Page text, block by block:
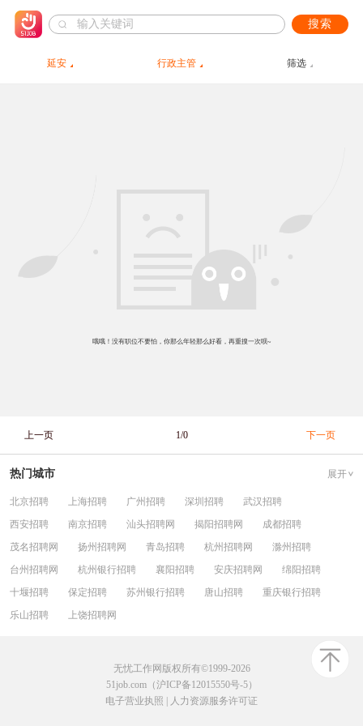
搜索
延安 行政主管 筛选
哦哦！没有职位不要怕，你那么年轻那么好看，再重搜一次呗~
上一页 1/0 下一页
热门城市 展开
北京招聘 上海招聘 广州招聘 深圳招聘
武汉招聘
西安招聘
南京招聘 汕头招聘网 揭阳招聘网
成都招聘
茂名招聘网
扬州招聘网 青岛招聘 杭州招聘网
滁州招聘
台州招聘网
杭州银行招聘 襄阳招聘 安庆招聘网
绵阳招聘
十堰招聘
保定招聘 苏州银行招聘 唐山招聘
重庆银行招聘
乐山招聘
上饶招聘网
无忧工作网版权所有©1999-2026
51job.com（沪ICP备12015550号-5）
电子营业执照
人力资源服务许可证